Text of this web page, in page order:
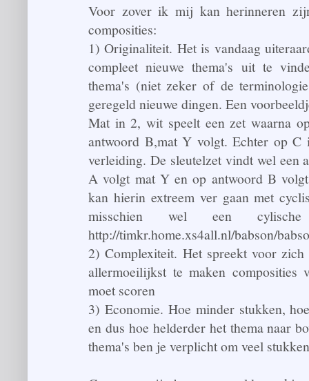
Voor zover ik mij kan herinneren
composities:
1) Originaliteit. Het is vandaag
compleet nieuwe thema's uit te
thema's (niet zeker of de
geregeld nieuwe dingen. Een
Mat in 2, wit speelt een zet waarna
antwoord B,mat Y volgt. Echter op
verleiding. De sleutelzet vindt wel een
A volgt mat Y en op antwoord B
kan hierin extreem ver gaan met
misschien wel een
http://timkr.home.xs4all.nl/babson/
2) Complexiteit. Het spreekt voor
allermoeilijkst te maken
moet scoren
3) Economie. Hoe minder stukken,
en dus hoe helderder het thema naar
thema's ben je verplicht om veel